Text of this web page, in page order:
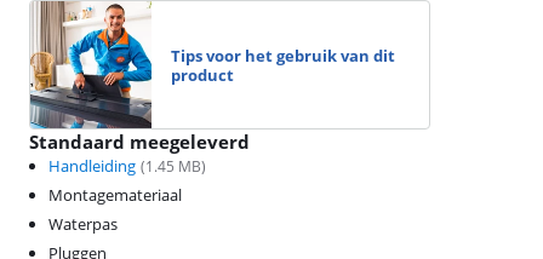
Tips voor het gebruik van dit
product
Standaard meegeleverd
Handleiding (1.45 MB)
Montagemateriaal
Waterpas
Pluggen